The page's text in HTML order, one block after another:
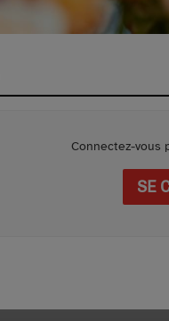
Connectez-vous
SE